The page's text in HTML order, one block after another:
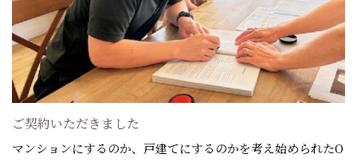
ご契約いただきました
マンションにするのか、戸建てにするのかを考え始められたO